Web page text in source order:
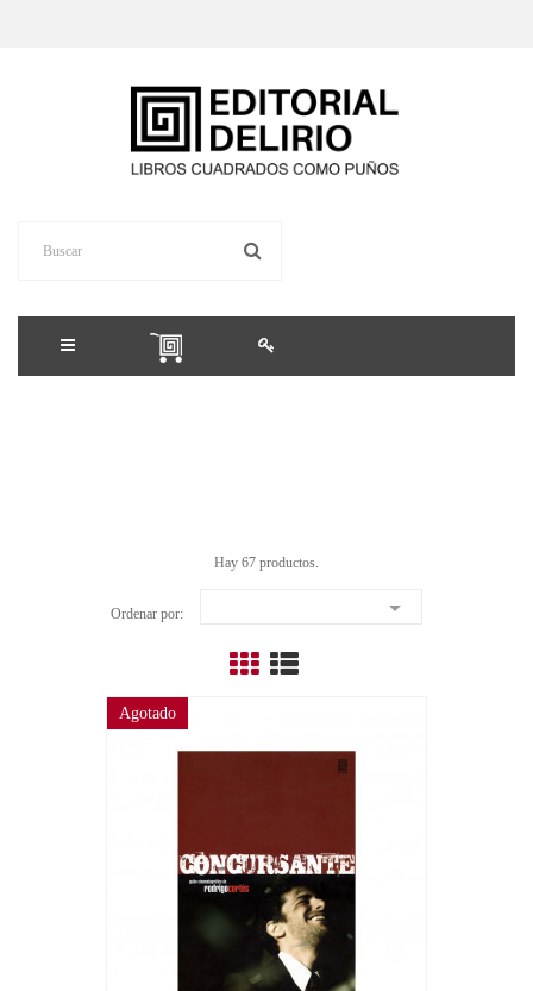
Hay 67 productos.
Ordenar por: 
Agotado